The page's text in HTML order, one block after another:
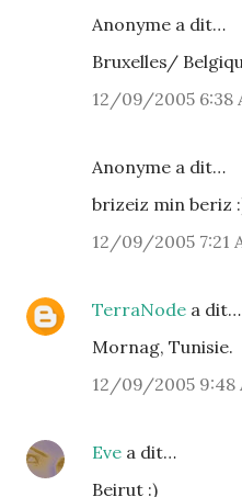
Anonyme a dit…
Bruxelles/
12/09/2005 6:38
Anonyme a dit…
brizeiz min beriz
12/09/2005 7:21
TerraNode a dit…
Mornag, Tunisie.
12/09/2005 9:48
Eve a dit…
Beirut :)